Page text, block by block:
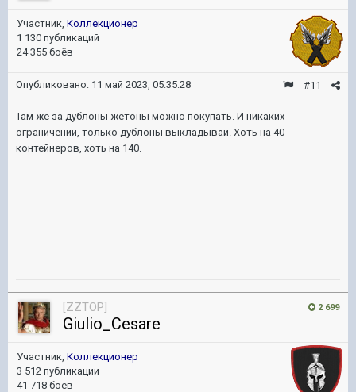
Участник, Коллекционер
1 130 публикаций
24 355 боёв
#11
Опубликовано: 11 май 2023, 05:35:28
Там же за дублоны жетоны можно покупать. И никаких
ограничений, только дублоны выкладывай. Хоть на 40
контейнеров, хоть на 140.
2 699
[ZZTOP]
Giulio_Cesare
Участник, Коллекционер
3 512 публикации
41 718 боёв